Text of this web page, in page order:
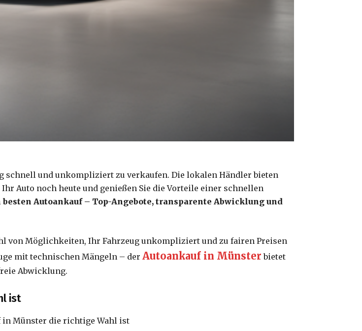
und unkompliziert zu verkaufen. Die lokalen Händler bieten
Auto noch heute und genießen Sie die Vorteile einer schnellen
Autoankauf – Top-Angebote, transparente Abwicklung und
von Möglichkeiten, Ihr Fahrzeug unkompliziert und zu fairen Preisen
mit technischen Mängeln – der Autoankauf in Münster bietet
Abwicklung.
ist